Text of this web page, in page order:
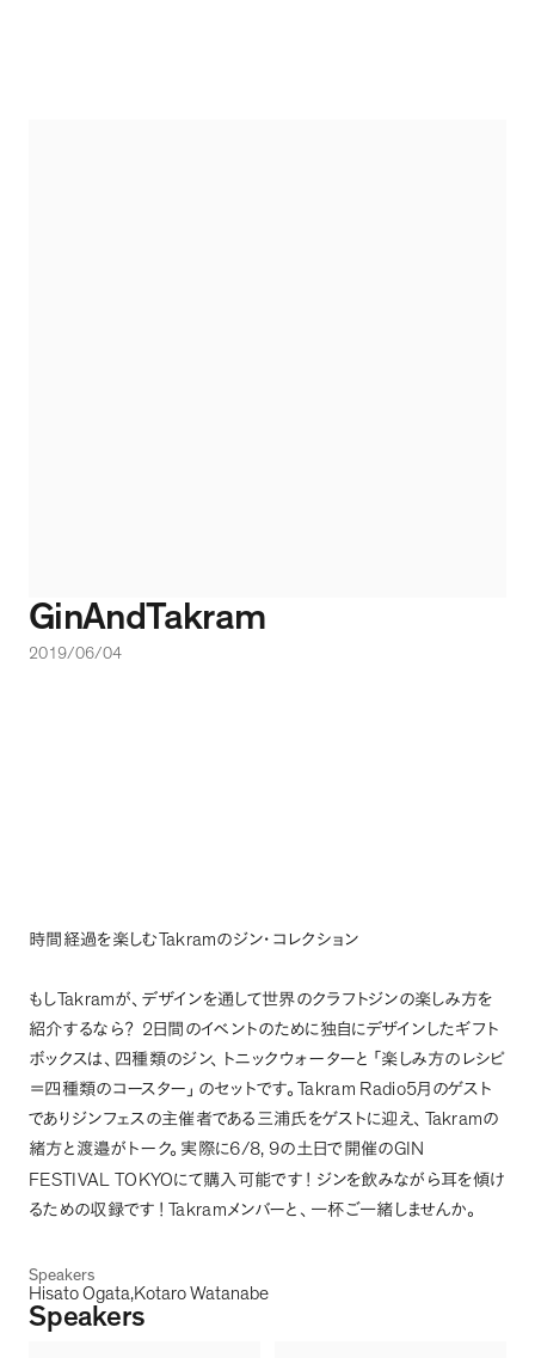
GinAndTakram
2019/06/04
時間経過を楽しむTakramのジン・コレクション
もしTakramが、 デザインを通して世界のクラフトジンの楽しみ方を
紹介するなら？ 2日間のイベントのために独自にデザインしたギフト
ボックスは、 四種類のジン、 トニックウォーターと 「 楽しみ方のレシピ
＝四種類のコースター 」 のセットです。 Takram Radio5月のゲスト
でありジンフェスの主催者である三浦氏をゲストに迎え、 Takramの
緒方と渡邉がトーク。 実際に6/8, 9の土日で開催のGIN
FESTIVAL TOKYOにて購入可能です ！ ジンを飲みながら耳を傾け
るための収録です ！ Takramメンバーと 、 一杯ご一緒しませんか。
Speakers
Hisato Ogata Kotaro Watanabe
Speakers